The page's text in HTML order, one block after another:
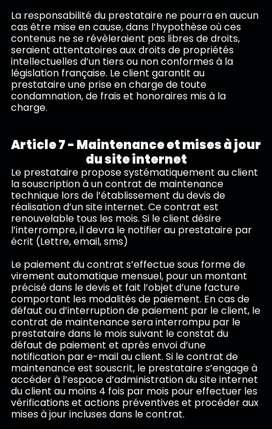
La responsabilité du prestataire ne pourra en aucun
cas être mise en cause, dans l’hypothèse où ces
contenus ne se révèleraient pas libres de droits,
seraient attentatoires aux droits de propriétés
intellectuelles d’un tiers ou non conformes à la
législation française. Le client garantit au
prestataire une prise en charge de toute
condamnation, de frais et honoraires mis à la
charge.
Article 7 - Maintenance et mises à jour
du site internet
Le prestataire propose systématiquement au client
la souscription à un contrat de maintenance
technique lors de l’établissement du devis de
réalisation d’un site internet. Ce contrat est
renouvelable tous les mois. Si le client désire
l’interrompre, il devra le notifier au prestataire par
écrit (Lettre, email, sms)
Le paiement du contrat s’effectue sous forme de
virement automatique mensuel, pour un montant
précisé dans le devis et fait l’objet d’une facture
comportant les modalités de paiement. En cas de
défaut ou d’interruption de paiement par le client, le
contrat de maintenance sera interrompu par le
prestataire dans le mois suivant le constat du
défaut de paiement et après envoi d’une
notification par e-mail au client. Si le contrat de
maintenance est souscrit, le prestataire s’engage à
accéder à l’espace d’administration du site internet
du client au moins 4 fois par mois pour effectuer les
vérifications et actions préventives et procéder aux
mises à jour incluses dans le contrat.